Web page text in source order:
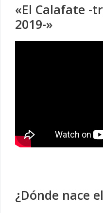
«El Calafate -
2019-»
¿Dónde nace